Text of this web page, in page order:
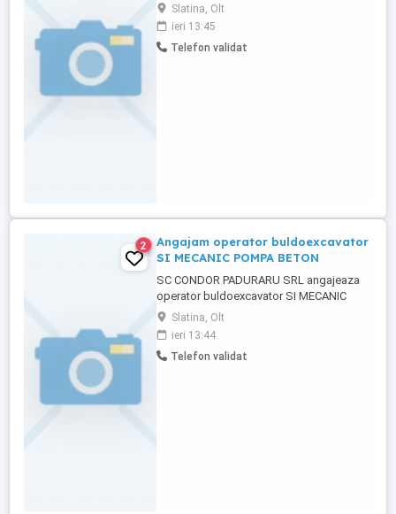
soferi categoria B, C si E, cu experienta in
domeniu, atestat transport marfa si card
tahograf. Salariul oferit este intre 4000-
6000 RON. Relatii la telefon zero sapte doi
Slatina, Olt
ieri 13:45
Telefon validat
2
Angajam operator buldoexcavator
SI MECANIC POMPA BETON
SC CONDOR PADURARU SRL angajeaza
operator buldoexcavator SI MECANIC
POMPA DE BETON (permis categoria C+E)
cu experienta. Pentru detalii suplimentare,
sunati la nr. de telefon: zero sapte sapte
cinci sase opt unu sase noua patru.
Slatina, Olt
ieri 13:44
Telefon validat